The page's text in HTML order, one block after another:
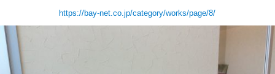
https://bay-net.co.jp/category/works/page/8/